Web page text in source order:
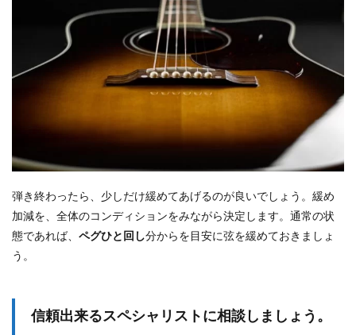
弾き終わったら、少しだけ緩めてあげるのが良いでしょう。緩め
加減を、全体のコンディションをみながら決定します。通常の状
態であれば、 ペグひと回し分からを目安に弦を緩めておきましょ
う。
信頼出来るスペシャリストに相談しましょう。